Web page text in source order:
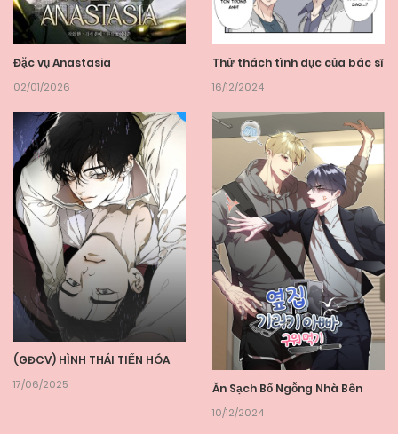
Đặc vụ Anastasia
02/01/2026
Thử thách tình dục của bác sĩ
16/12/2024
(GĐCV) HÌNH THÁI TIẾN HÓA
17/06/2025 Ăn Sạch Bố Ngỗng Nhà Bên
10/12/2024